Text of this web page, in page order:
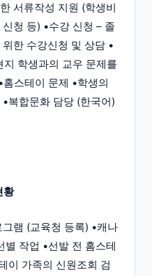
서류작성 지원 (학생비
청 등) •수강 신청 – 졸
한 수강신청 및 상담 •
학생과의 교우 문제를
스테이 문제 •학생의
복합문화 담당 (한국어)
황
램 (교육청 등록) •캐나
별 작업 •선발 전 홈스테
이 가족의 신원조회 검